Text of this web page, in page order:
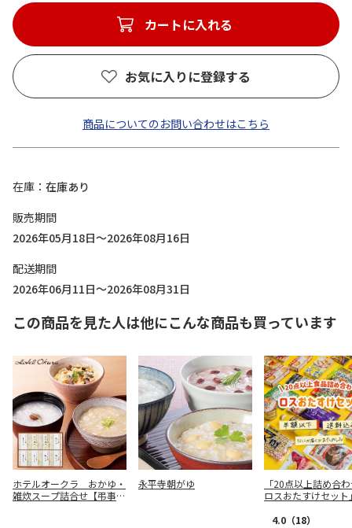
カートに入れる
お気に入りに登録する
商品についてのお問い合わせはこちら
在庫
在庫あり
販売期間
2026年05月18日～2026年08月16日
配送期間
2026年06月11日～2026年08月31日
この商品を見た人は他にこんな商品も買っています
ホテルオークラ おかゆ・
雑炊スープ詰合せ【弔事
永平寺朝がゆ
「20点以上詰め合
ロスおたすけセット
4.0 （18）